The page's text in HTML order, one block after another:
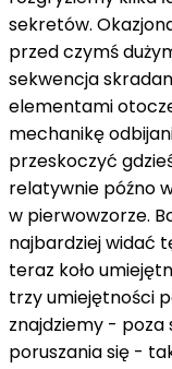
sekretów.
przed czymś
sekwencja
elementami
mechanikę
przeskoczyć
relatywnie późno
w pierwowzorze.
najbardziej widać
teraz koło
trzy umiejętności
znajdziemy - poza
poruszania się -